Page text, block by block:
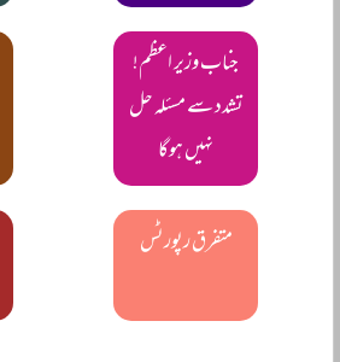
جناب وزیر اعظم!
تشدد سے مسئلہ حل
نہیں ہوگا
متفرق رپورٹس